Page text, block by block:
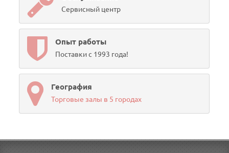
Сервисный центр
Опыт работы
Поставки с 1993 года!
География
Торговые залы в 5 городах